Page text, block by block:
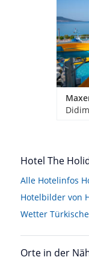
Hotel The
Alle Hotelinfos
Hotelbilder von
Wetter
Orte in der